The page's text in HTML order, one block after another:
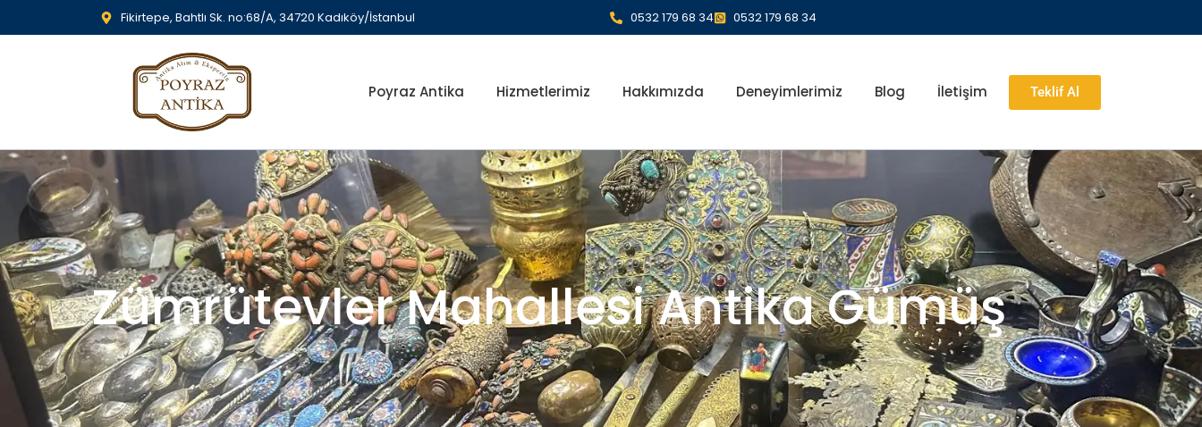
Fikirtepe, Bahtlı Sk. no:68/A, 34720 Kadıköy/İstanbul 0532 179 68 34 0532 179 68 34
Poyraz Antika Hizmetlerimiz Hakkımızda Deneyimlerimiz Blog İletişim Teklif Al
Zümrütevler Mahallesi Antika Gümüş